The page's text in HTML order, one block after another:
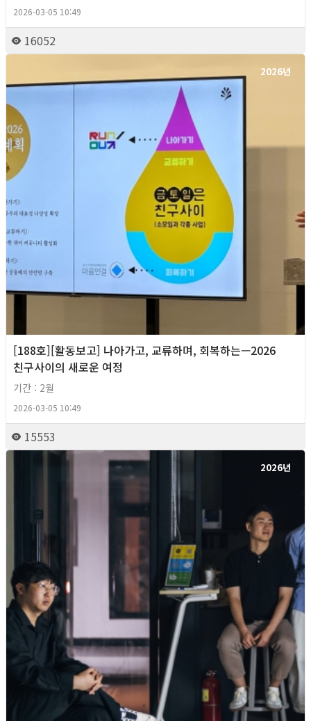
2026-03-05 10:49
16052
2026년
[188호][활동보고] 나아가고, 교류하며, 회복하는—2026
친구사이의 새로운 여정
기간 : 2월
2026-03-05 10:49
15553
2026년